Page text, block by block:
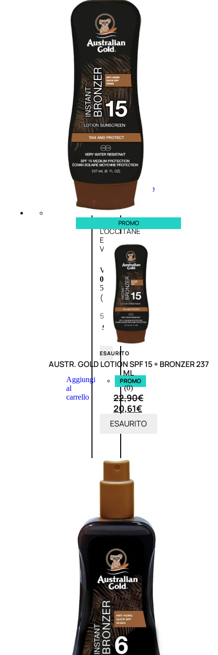
5
(0)
58,00€
43,50
ESAURITO
Esaurito PROMO
Fragranze
Nature
Donna
L’OCCITANE
EDT
VERBENA
Valutato
0su
5
(0)
58,00€
43,50€
ESAURITO
Aggiungi
al
carrello
PROMO
Fragranze
Nature
Donna
EDT
VERBENA
1
su
(0)
56,00€
42,00€
AGGIUNGI
AL
CARRELLO
PROMO
AUSTR. GOLD LOTION SPF 15 + BRONZER 237
ML
(0)
22,90€
20,61€
ESAURITO